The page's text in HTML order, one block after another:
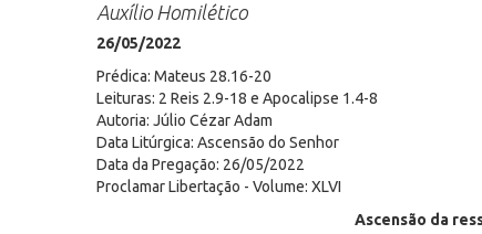
Auxílio Homilético
26/05/2022
Prédica: Mateus 28.16-20
Leituras: 2 Reis 2.9-18 e Apocalipse 1.4-8
Autoria: Júlio Cézar Adam
Data Litúrgica: Ascensão do Senhor
Data da Pregação: 26/05/2022
Proclamar Libertação - Volume: XLVI
Ascensão da